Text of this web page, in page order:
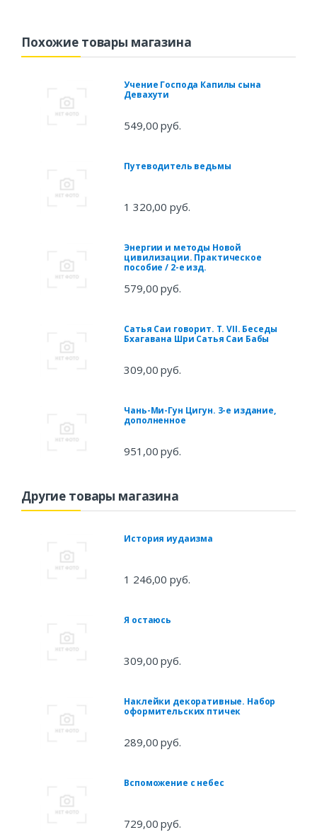
Похожие товары магазина
Учение Господа Капилы сына
Девахути
549,00 руб.
Путеводитель ведьмы
1 320,00 руб.
Энергии и методы Новой
цивилизации. Практическое
пособие / 2-е изд.
579,00 руб.
Сатья Саи говорит. Т. VII. Беседы
Бхагавана Шри Сатья Саи Бабы
309,00 руб.
Чань-Ми-Гун Цигун. 3-е издание,
дополненное
951,00 руб.
Другие товары магазина
История иудаизма
1 246,00 руб.
Я остаюсь
309,00 руб.
Наклейки декоративные. Набор
оформительских птичек
289,00 руб.
Вспоможение с небес
729,00 руб.